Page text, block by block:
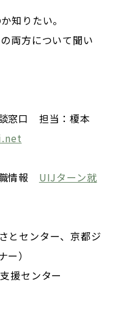
知りたい。
両方について聞い
窓口 担当：榎本
情報 UIJターン就
とセンター、京都ジ
）
援センター